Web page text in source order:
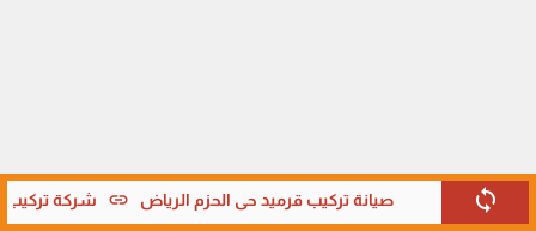
sync صيانة تركيب قرميد حي الحزم الرياض link شركة تركيب